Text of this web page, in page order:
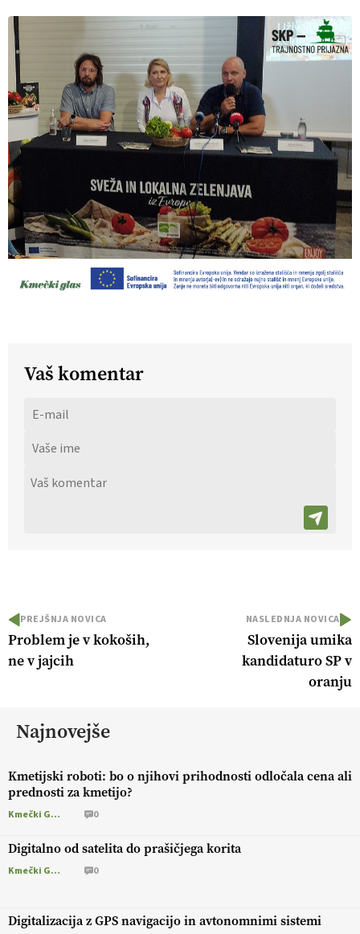
Vaš komentar
PREJŠNJA NOVICA
Problem je v kokoših,
ne v jajcih
NASLEDNJA NOVICA
Slovenija umika
kandidaturo SP v
oranju
Najnovejše
Kmetijski roboti: bo o njihovi prihodnosti odločala cena ali
prednosti za kmetijo?
Kmečki Glas 0
Digitalno od satelita do prašičjega korita
Kmečki Glas 0
Digitalizacija z GPS navigacijo in avtonomnimi sistemi